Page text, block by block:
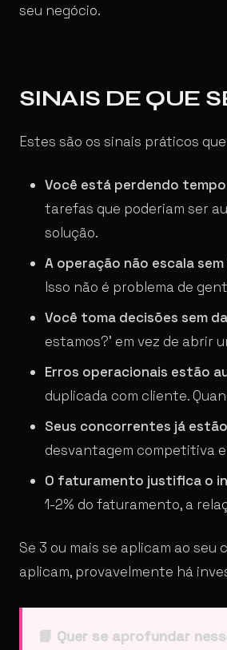
seu negócio.
SINAIS DE QUE
Estes são os sinais práticos
Você está perdendo
tarefas que poderiam ser
solução.
A operação não escala
Isso não é problema de
Você toma decisões sem
estamos?’ em vez de abrir
Erros operacionais estão
duplicada com cliente.
Seus concorrentes já
desvantagem competitiva
O faturamento justifica o
1-2% do faturamento, a
Se 3 ou mais se aplicam ao
aplicam, provavelmente há
📘 Quer se aprofundar